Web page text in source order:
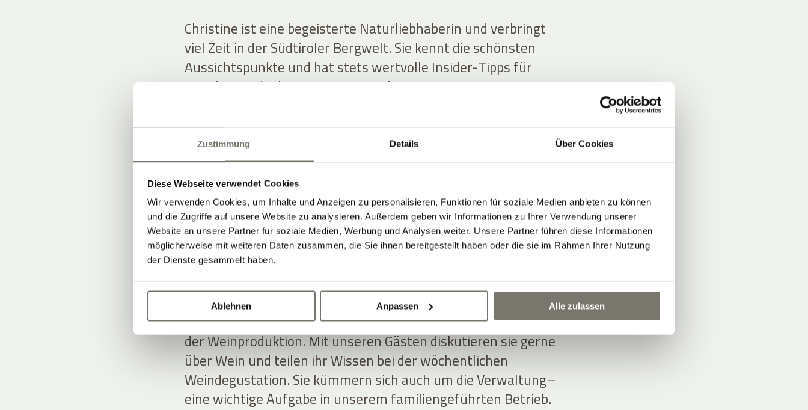
Zustimmung Details Über Cookies
Diese Webseite verwendet Cookies
Wir verwenden Cookies, um Inhalte und Anzeigen zu personalisieren, Funktionen für soziale Medien anbieten zu können
und die Zugriffe auf unsere Website zu analysieren. Außerdem geben wir Informationen zu Ihrer Verwendung unserer
Website an unsere Partner für soziale Medien, Werbung und Analysen weiter. Unsere Partner führen diese Informationen
möglicherweise mit weiteren Daten zusammen, die Sie ihnen bereitgestellt haben oder die sie im Rahmen Ihrer Nutzung
der Dienste gesammelt haben.
Ablehnen Anpassen Alle zulassen
Christine ist eine begeisterte Naturliebhaberin und verbringt
viel Zeit in der Südtiroler Bergwelt. Sie kennt die schönsten
Aussichtspunkte und hat stets wertvolle Insider-Tipps für
Wander- und Biketouren parat – die sie gerne mit unseren
Rosi besitzt einen ausgeprägten Sinn für Ästhetik. Sie bringt die
Blumen und Gräser aus dem Garten ins Hotel und schafft
stilvolle Dekorationen, auf die uns die Gäste oft ansprechen.
Die Gastfreundschaft haben Rosi und Christine an Anna
weitergegeben. Sie betreut unsere Gäste mit Freude, Geduld
und Charme – auch in hektischen Momenten.
Andreas und Thomas Nicolussi-Leck, arbeiten meist hinter den
Kulissen. Sie sind ein eingespieltes Team in den Weinbergen und
der Weinproduktion. Mit unseren Gästen diskutieren sie gerne
über Wein und teilen ihr Wissen bei der wöchentlichen
Weindegustation. Sie kümmern sich auch um die Verwaltung–
eine wichtige Aufgabe in unserem familiengeführten Betrieb.